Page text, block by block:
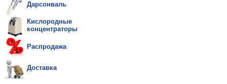
Дарсонваль
Кислородные
концентраторы
Распродажа
Доставка